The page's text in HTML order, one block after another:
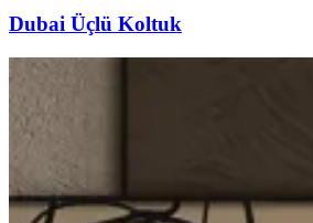
Dubai Üçlü Koltuk